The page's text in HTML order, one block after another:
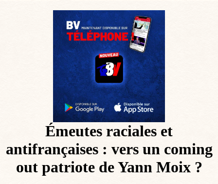
Émeutes raciales et
antifrançaises : vers un coming
out patriote de Yann Moix ?